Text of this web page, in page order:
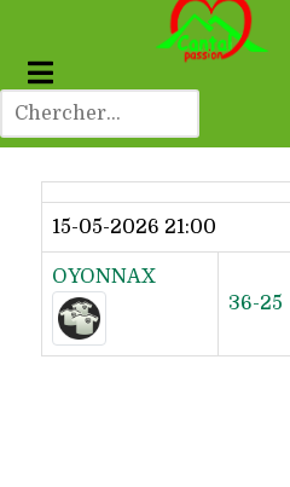
Dernier résultat
15-05-2026 21:00
OYONNAX
36-25